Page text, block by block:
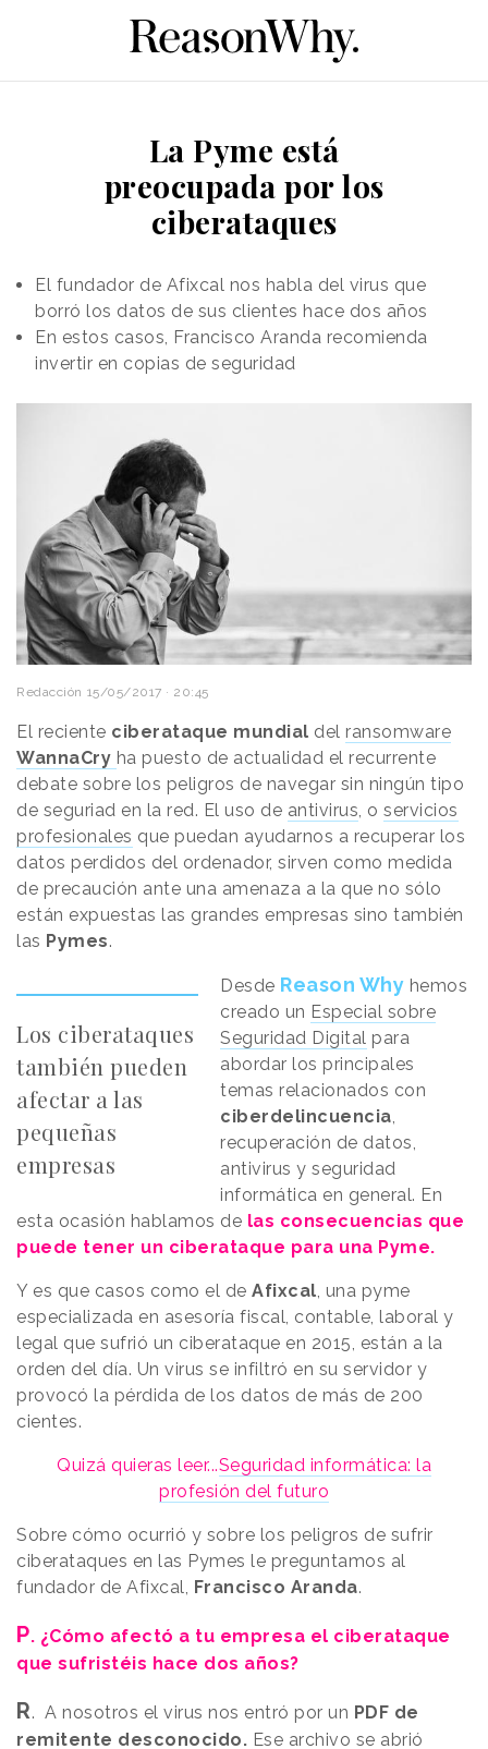
La Pyme está
preocupada por los
ciberataques
El fundador de Afixcal nos habla del virus que
borró los datos de sus clientes hace dos años
En estos casos, Francisco Aranda recomienda
invertir en copias de seguridad
Redacción 15/05/2017 · 20:45
El reciente ciberataque mundial del ransomware
WannaCry ha puesto de actualidad el recurrente
debate sobre los peligros de navegar sin ningún tipo
de seguriad en la red. El uso de antivirus, o servicios
profesionales que puedan ayudarnos a recuperar los
datos perdidos del ordenador, sirven como medida
de precaución ante una amenaza a la que no sólo
están expuestas las grandes empresas sino también
las Pymes.
Los ciberataques
también pueden
afectar a las
pequeñas
empresas
Desde Reason Why hemos
creado un Especial sobre
Seguridad Digital para
abordar los principales
temas relacionados con
ciberdelincuencia,
recuperación de datos,
antivirus y seguridad
informática en general. En
esta ocasión hablamos de las consecuencias que
puede tener un ciberataque para una Pyme.
Y es que casos como el de Afixcal, una pyme
especializada en asesoría fiscal, contable, laboral y
legal que sufrió un ciberataque en 2015, están a la
orden del día. Un virus se infiltró en su servidor y
provocó la pérdida de los datos de más de 200
cientes.
Quizá quieras leer...Seguridad informática: la
profesión del futuro
Sobre cómo ocurrió y sobre los peligros de sufrir
ciberataques en las Pymes le preguntamos al
fundador de Afixcal, Francisco Aranda.
P. ¿Cómo afectó a tu empresa el ciberataque
que sufristéis hace dos años?
R. A nosotros el virus nos entró por un PDF de
remitente desconocido. Ese archivo se abrió